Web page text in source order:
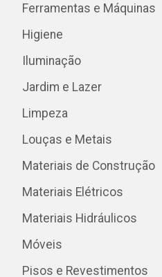
Ferramentas e Máquinas
Higiene
Iluminação
Jardim e Lazer
Limpeza
Louças e Metais
Materiais de Construção
Materiais Elétricos
Materiais Hidráulicos
Móveis
Pisos e Revestimentos